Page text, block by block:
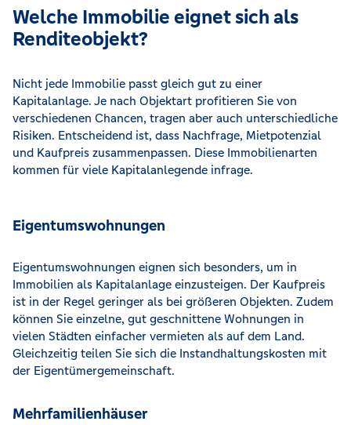
Welche Immobilie eignet sich als
Renditeobjekt?
Nicht jede Immobilie passt gleich gut zu einer
Kapitalanlage. Je nach Objektart profitieren Sie von
verschiedenen Chancen, tragen aber auch unterschiedliche
Risiken. Entscheidend ist, dass Nachfrage, Mietpotenzial
und Kaufpreis zusammenpassen. Diese Immobilienarten
kommen für viele Kapitalanlegende infrage.
Eigentumswohnungen
Eigentumswohnungen eignen sich besonders, um in
Immobilien als Kapitalanlage einzusteigen. Der Kaufpreis
ist in der Regel geringer als bei größeren Objekten. Zudem
können Sie einzelne, gut geschnittene Wohnungen in
vielen Städten einfacher vermieten als auf dem Land.
Gleichzeitig teilen Sie sich die Instandhaltungskosten mit
der Eigentümergemeinschaft.
Mehrfamilienhäuser